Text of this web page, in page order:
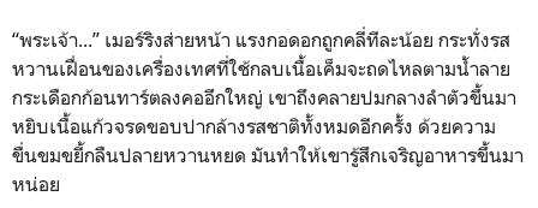
“พระเจ้า...” เมอร์ริงส่ายหน้า แรงกอดอกถูกคลี่ทีละน้อย กระทั่งรส
หวานเฝื่อนของเครื่องเทศที่ใช้กลบเนื้อเค็มจะถดไหลตามน้ำลาย
กระเดือกก้อนทาร์ตลงคออึกใหญ่ เขาถึงคลายปมกลางลำตัวขึ้นมา
หยิบเนื้อแก้วจรดขอบปากล้างรสชาติทั้งหมดอีกครั้ง ด้วยความ
ขื่นขมขยี้กลืนปลายหวานหยด มันทำให้เขารู้สึกเจริญอาหารขึ้นมา
หน่อย